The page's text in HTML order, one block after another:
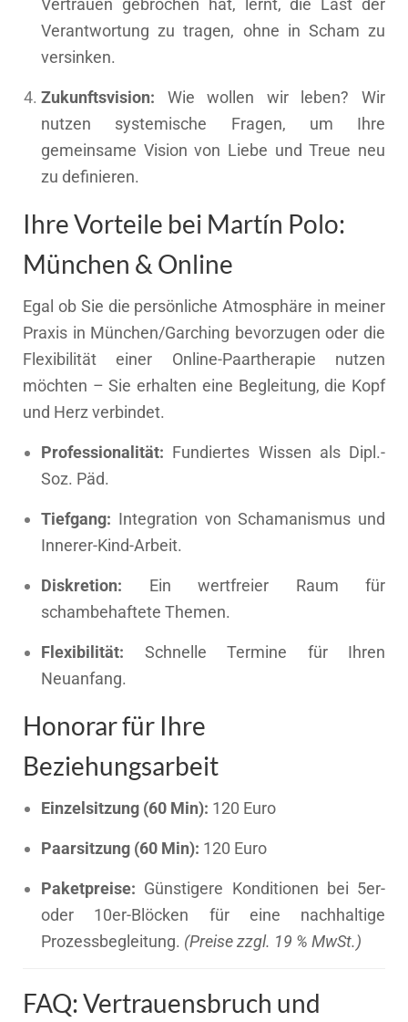
Vertrauen gebrochen hat, lernt, die Last der
Verantwortung zu tragen, ohne in Scham zu
versinken.
Zukunftsvision: Wie wollen wir leben? Wir
nutzen systemische Fragen, um Ihre
gemeinsame Vision von Liebe und Treue neu
zu definieren.
Ihre Vorteile bei Martín Polo:
München & Online
Egal ob Sie die persönliche Atmosphäre in meiner
Praxis in München/Garching bevorzugen oder die
Flexibilität einer Online-Paartherapie nutzen
möchten – Sie erhalten eine Begleitung, die Kopf
und Herz verbindet.
Professionalität: Fundiertes Wissen als Dipl.-
Soz. Päd.
Tiefgang: Integration von Schamanismus und
Innerer-Kind-Arbeit.
Diskretion: Ein wertfreier Raum für
schambehaftete Themen.
Flexibilität: Schnelle Termine für Ihren
Neuanfang.
Honorar für Ihre
Beziehungsarbeit
Einzelsitzung (60 Min): 120 Euro
Paarsitzung (60 Min): 120 Euro
Paketpreise: Günstigere Konditionen bei 5er-
oder 10er-Blöcken für eine nachhaltige
Prozessbegleitung. (Preise zzgl. 19 % MwSt.)
FAQ: Vertrauensbruch und